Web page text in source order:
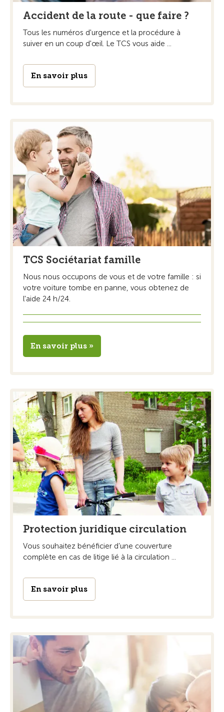
Accident de la route - que faire ?
Tous les numéros d'urgence et la procédure à
suiver en un coup d'œil. Le TCS vous aide ...
En savoir plus
TCS Sociétariat famille
Nous nous occupons de vous et de votre famille : si
votre voiture tombe en panne, vous obtenez de
l'aide 24 h/24.
En savoir plus »
Protection juridique circulation
Vous souhaitez bénéficier d’une couverture
complète en cas de litige lié à la circulation ...
En savoir plus